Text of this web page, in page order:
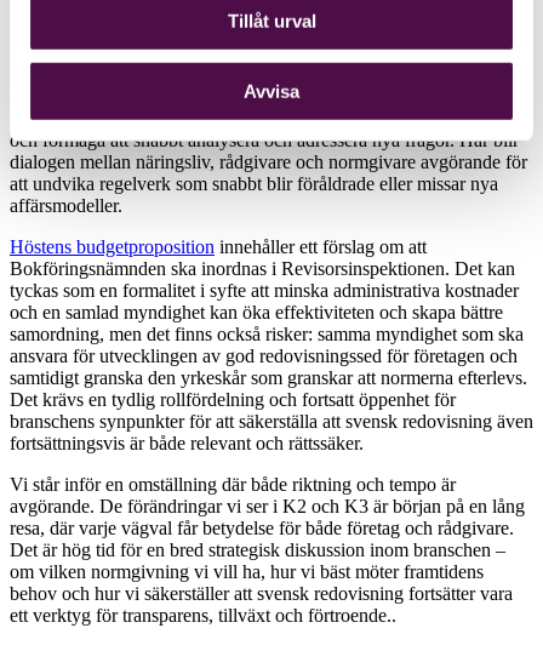
Tillåt urval
Avvisa
gäller att vara snabbfotad, kunna justera och anpassa när omvärlden
digitalisering, hållbarhetsrapportering och internationell redovisning.
Det ställer nya krav på normgivningen – både vad gäller flexibilitet
och förmåga att snabbt analysera och adressera nya frågor. Här blir
dialogen mellan näringsliv, rådgivare och normgivare avgörande för
att undvika regelverk som snabbt blir föråldrade eller missar nya
affärsmodeller.
Höstens budgetproposition innehåller ett förslag om att
Bokföringsnämnden ska inordnas i Revisorsinspektionen. Det kan
tyckas som en formalitet i syfte att minska administrativa kostnader
och en samlad myndighet kan öka effektiviteten och skapa bättre
samordning, men det finns också risker: samma myndighet som ska
ansvara för utvecklingen av god redovisningssed för företagen och
samtidigt granska den yrkeskår som granskar att normerna efterlevs.
Det krävs en tydlig rollfördelning och fortsatt öppenhet för
branschens synpunkter för att säkerställa att svensk redovisning även
fortsättningsvis är både relevant och rättssäker.
Vi står inför en omställning där både riktning och tempo är
avgörande. De förändringar vi ser i K2 och K3 är början på en lång
resa, där varje vägval får betydelse för både företag och rådgivare.
Det är hög tid för en bred strategisk diskussion inom branschen –
om vilken normgivning vi vill ha, hur vi bäst möter framtidens
behov och hur vi säkerställer att svensk redovisning fortsätter vara
ett verktyg för transparens, tillväxt och förtroende..